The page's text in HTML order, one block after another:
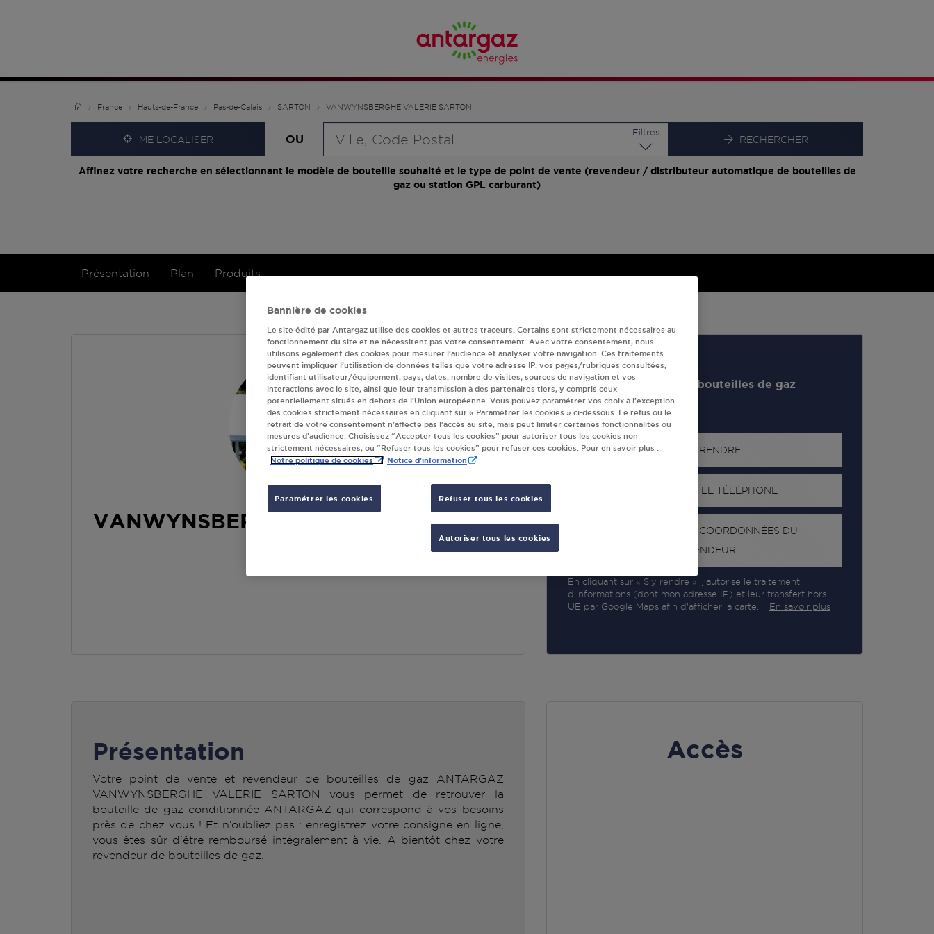
France Hauts-de-France Pas-de-Calais SARTON VANWYNSBERGHE VALERIE SARTON
ME LOCALISER OU
Filtres
RECHERCHER
Affinez votre recherche en sélectionnant le modèle de bouteille souhaité et le type de point de vente (revendeur / distributeur automatique de bouteilles de
gaz ou station GPL carburant)
Présentation Plan Produits
VANWYNSBERGHE VALERIE SARTON
Revendeur de bouteilles de gaz
S'Y RENDRE
AFFICHER LE TÉLÉPHONE
RECEVOIR LES COORDONNÉES DU
REVENDEUR
En cliquant sur « S’y rendre », j’autorise le traitement
d’informations (dont mon adresse IP) et leur transfert hors
UE par Google Maps afin d’afficher la carte.
En savoir plus
Accès
Présentation
Votre point de vente et revendeur de bouteilles de gaz ANTARGAZ
VANWYNSBERGHE VALERIE SARTON vous permet de retrouver la
bouteille de gaz conditionnée ANTARGAZ qui correspond à vos besoins
près de chez vous ! Et n’oubliez pas : enregistrez votre consigne en ligne,
vous êtes sûr d’être remboursé intégralement à vie. A bientôt chez votre
revendeur de bouteilles de gaz.
Bannière de cookies
Le site édité par Antargaz utilise des cookies et autres traceurs. Certains sont strictement nécessaires au
fonctionnement du site et ne nécessitent pas votre consentement. Avec votre consentement, nous
utilisons également des cookies pour mesurer l’audience et analyser votre navigation. Ces traitements
peuvent impliquer l’utilisation de données telles que votre adresse IP, vos pages/rubriques consultées,
identifiant utilisateur/équipement, pays, dates, nombre de visites, sources de navigation et vos
interactions avec le site, ainsi que leur transmission à des partenaires tiers, y compris ceux
potentiellement situés en dehors de l’Union européenne. Vous pouvez paramétrer vos choix à l’exception
des cookies strictement nécessaires en cliquant sur « Paramétrer les cookies » ci-dessous. Le refus ou le
retrait de votre consentement n’affecte pas l’accès au site, mais peut limiter certaines fonctionnalités ou
mesures d’audience. Choisissez “Accepter tous les cookies” pour autoriser tous les cookies non
strictement nécessaires, ou “Refuser tous les cookies” pour refuser ces cookies. Pour en savoir plus :
Notre politique de cookies Notice d'information
Paramétrer les cookies Refuser tous les cookies
Autoriser tous les cookies